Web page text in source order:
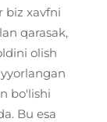
biz xavfni
qarasak,
olish
bo'lishi
Bu esa